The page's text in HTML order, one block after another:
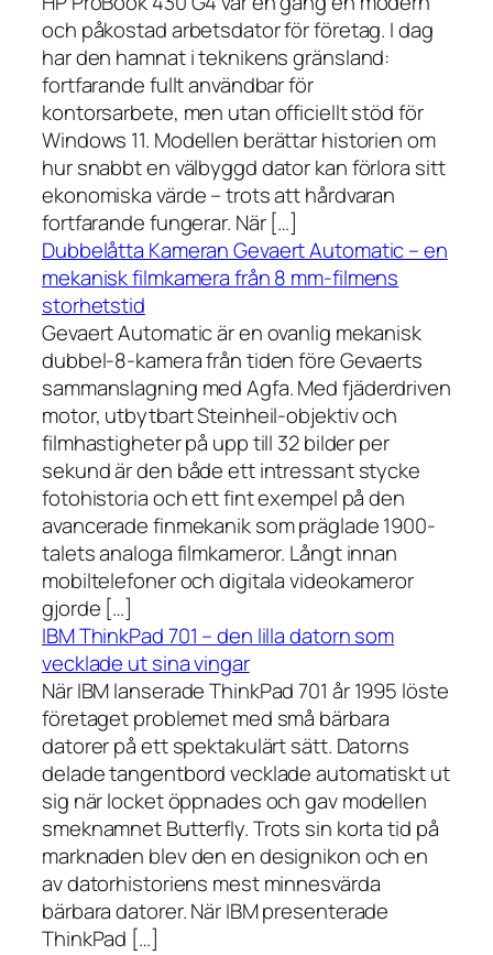
och påkostad arbetsdator för företag. I dag
har den hamnat i teknikens gränsland:
fortfarande fullt användbar för
kontorsarbete, men utan officiellt stöd för
Windows 11. Modellen berättar historien om
hur snabbt en välbyggd dator kan förlora sitt
ekonomiska värde – trots att hårdvaran
fortfarande fungerar. När […]
Dubbelåtta Kameran Gevaert Automatic – en
mekanisk filmkamera från 8 mm-filmens
storhetstid
Gevaert Automatic är en ovanlig mekanisk
dubbel-8-kamera från tiden före Gevaerts
sammanslagning med Agfa. Med fjäderdriven
motor, utbytbart Steinheil-objektiv och
filmhastigheter på upp till 32 bilder per
sekund är den både ett intressant stycke
fotohistoria och ett fint exempel på den
avancerade finmekanik som präglade 1900-
talets analoga filmkameror. Långt innan
mobiltelefoner och digitala videokameror
gjorde […]
IBM ThinkPad 701 – den lilla datorn som
vecklade ut sina vingar
När IBM lanserade ThinkPad 701 år 1995 löste
företaget problemet med små bärbara
datorer på ett spektakulärt sätt. Datorns
delade tangentbord vecklade automatiskt ut
sig när locket öppnades och gav modellen
smeknamnet Butterfly. Trots sin korta tid på
marknaden blev den en designikon och en
av datorhistoriens mest minnesvärda
bärbara datorer. När IBM presenterade
ThinkPad […]